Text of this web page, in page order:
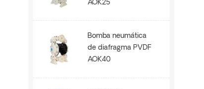
AOK25
Bomba neumática
de diafragma PVDF
AOK40